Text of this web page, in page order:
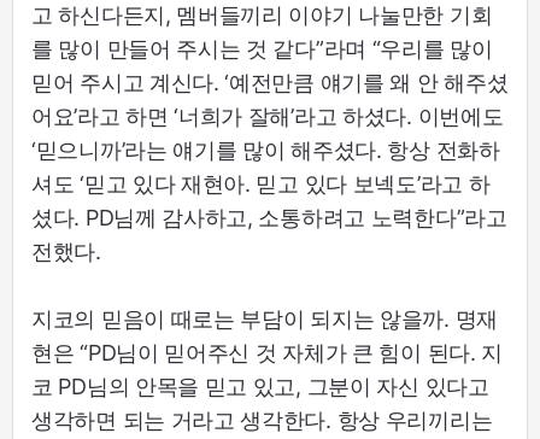
고 하신다든지, 멤버들끼리 이야기 나눌만한 기회
를 많이 만들어 주시는 것 같다”라며 “우리를 많이
믿어 주시고 계신다. ‘예전만큼 얘기를 왜 안 해주셨
어요’라고 하면 ‘너희가 잘해’라고 하셨다. 이번에도
‘믿으니까’라는 얘기를 많이 해주셨다. 항상 전화하
셔도 ‘믿고 있다 재현아. 믿고 있다 보넥도’라고 하
셨다. PD님께 감사하고, 소통하려고 노력한다”라고
전했다.
지코의 믿음이 때로는 부담이 되지는 않을까. 명재
현은 “PD님이 믿어주신 것 자체가 큰 힘이 된다. 지
코 PD님의 안목을 믿고 있고, 그분이 자신 있다고
생각하면 되는 거라고 생각한다. 항상 우리끼리는